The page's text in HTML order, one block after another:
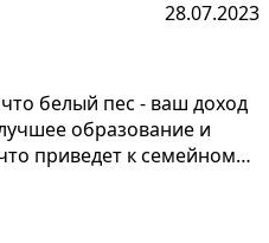
28.07.2023
белый пес - ваш доход
образование и
приведет к семейному